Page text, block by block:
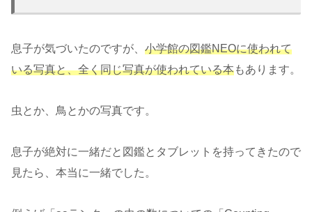
息子が気づいたのですが、 小学館の図鑑NEOに使われて
いる写真と、全く同じ写真が使われている本もあります。
虫とか、鳥とかの写真です。
息子が絶対に一緒だと図鑑とタブレットを持ってきたので
見たら、本当に一緒でした。